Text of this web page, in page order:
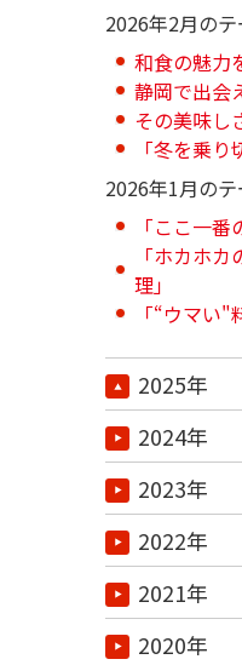
2026年2月のテ
和食の魅力
静岡で出会
その美味し
「冬を乗り
2026年1月のテ
「ここ一番
「ホカホ
理」
「“ウマい
2025年
2024年
2023年
2022年
2021年
2020年